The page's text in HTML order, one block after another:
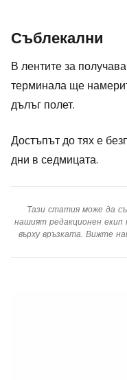
Съблекални
В лентите за
терминала ще
дълъг полет.
Достъпът до тях е
дни в седмицата.
Тази статия може да
нашият редакционен екип
върху връзката. Вижте